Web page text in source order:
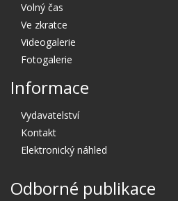
Volný čas
Ve zkratce
Videogalerie
Fotogalerie
Informace
Vydavatelství
Kontakt
Elektronický náhled
Odborné publikace